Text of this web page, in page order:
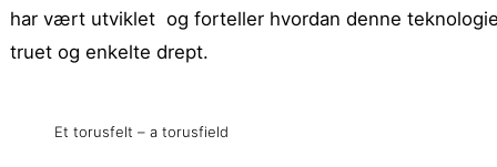
har vært utviklet og forteller hvordan denne
truet og enkelte drept.
Et torusfelt – a torusfield